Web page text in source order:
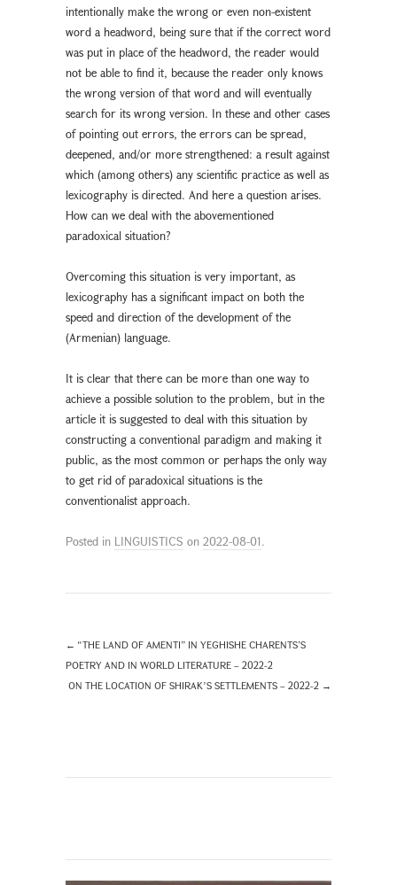
intentionally make the wrong or even non-existent
word a headword, being sure that if the correct word
was put in place of the headword, the reader would
not be able to find it, because the reader only knows
the wrong version of that word and will eventually
search for its wrong version. In these and other cases
of pointing out errors, the errors can be spread,
deepened, and/or more strengthened: a result against
which (among others) any scientific practice as well as
lexicography is directed. And here a question arises.
How can we deal with the abovementioned
paradoxical situation?
Overcoming this situation is very important, as
lexicography has a significant impact on both the
speed and direction of the development of the
(Armenian) language.
It is clear that there can be more than one way to
achieve a possible solution to the problem, but in the
article it is suggested to deal with this situation by
constructing a conventional paradigm and making it
public, as the most common or perhaps the only way
to get rid of paradoxical situations is the
conventionalist approach.
Posted in LINGUISTICS on 2022-08-01.
← “THE LAND OF AMENTI” IN YEGHISHE CHARENTS’S
POETRY AND IN WORLD LITERATURE – 2022-2
ON THE LOCATION OF SHIRAKʼS SETTLEMENTS – 2022-2 →